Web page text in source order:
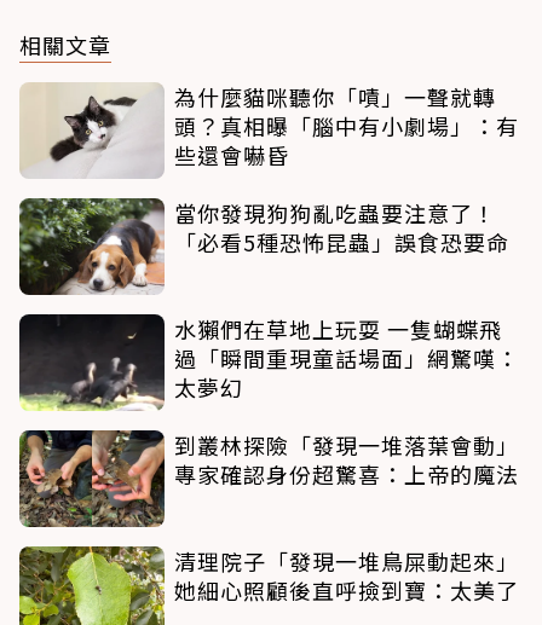
相關文章
為什麼貓咪聽你「嘖」一聲就轉
頭？真相曝「腦中有小劇場」：有
些還會嚇昏
當你發現狗狗亂吃蟲要注意了！
「必看5種恐怖昆蟲」誤食恐要命
水獺們在草地上玩耍 一隻蝴蝶飛
過「瞬間重現童話場面」網驚嘆：
太夢幻
到叢林探險「發現一堆落葉會動」
專家確認身份超驚喜：上帝的魔法
清理院子「發現一堆鳥屎動起來」
她細心照顧後直呼撿到寶：太美了